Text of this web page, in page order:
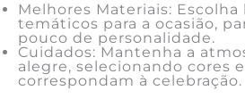
Melhores Materiais:
temáticos para a ocasião,
pouco de personalidade.
Cuidados: Mantenha a
alegre, selecionando cores
correspondam à celebração.